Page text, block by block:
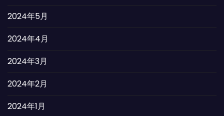
2024年5月
2024年4月
2024年3月
2024年2月
2024年1月